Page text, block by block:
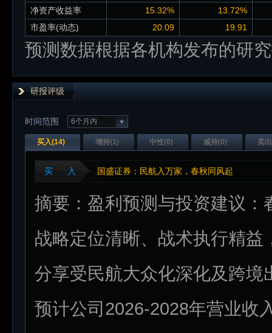
净资产收益率
15.32%
13.72%
市盈率(动态)
20.09 19.91
预测数据根据各机构发布的研
研报评级
6个月内
时间范围
买入(14) 增持(1) 中性(0) 减持(0) 卖
买 入 国盛证券：民航入万家，春秋同风起
摘要：盈利预测与投资建议
战略定位清晰、战术执行精
分享受民航大众化深化及跨
预计公司2026-2028年营业收